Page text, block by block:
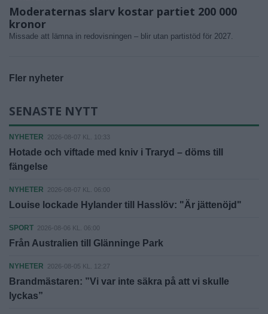
Moderaternas slarv kostar partiet 200 000
kronor
Missade att lämna in redovisningen – blir utan partistöd för 2027.
Fler nyheter
SENASTE NYTT
NYHETER 2026-08-07 KL. 10:33
Hotade och viftade med kniv i Traryd – döms till
fängelse
NYHETER 2026-08-07 KL. 06:00
Louise lockade Hylander till Hasslöv: "Är jättenöjd"
SPORT 2026-08-06 KL. 06:00
Från Australien till Glänninge Park
NYHETER 2026-08-05 KL. 12:27
Brandmästaren: ”Vi var inte säkra på att vi skulle
lyckas”